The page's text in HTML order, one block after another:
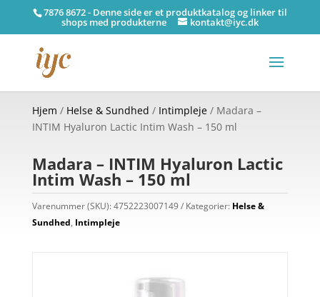
7876 8672 - Denne side er et produktkatalog og linker til
shops med produkterne kontakt@iyc.dk
Hjem / Helse & Sundhed / Intimpleje/ Madara –
INTIM Hyaluron Lactic Intim Wash – 150 ml
Madara – INTIM Hyaluron Lactic
Intim Wash – 150 ml
Varenummer (SKU):4752223007149 Kategorier: Helse &
Sundhed, Intimpleje